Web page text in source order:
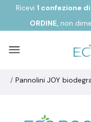
Ricevi 1 confezione
ORDINE, non